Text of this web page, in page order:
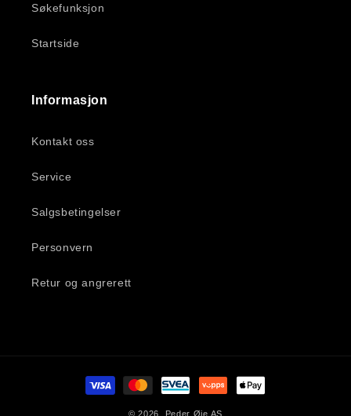
Søkefunksjon
Startside
Informasjon
Kontakt oss
Service
Salgsbetingelser
Personvern
Retur og angrerett
Betalingsmåter
© 2026, Peder Øie AS